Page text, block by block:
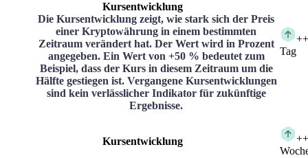
Kursentwicklung
Die Kursentwicklung zeigt, wie stark sich der Preis
einer Kryptowährung in einem bestimmten
Zeitraum verändert hat. Der Wert wird in Prozent
angegeben. Ein Wert von +50 % bedeutet zum
Beispiel, dass der Kurs in diesem Zeitraum um die
Hälfte gestiegen ist. Vergangene Kursentwicklungen
sind kein verlässlicher Indikator für zukünftige
Ergebnisse.
+
Tag
Kursentwicklung +